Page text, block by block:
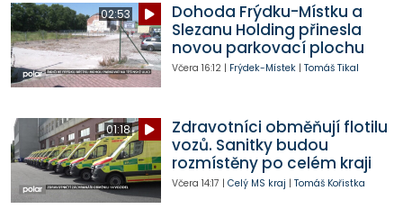
02:53
Dohoda Frýdku-Místku a
Slezanu Holding přinesla
novou parkovací plochu
Včera 16:12| Frýdek-Místek| Tomáš Tikal
01:18
Zdravotníci obměňují flotilu
vozů. Sanitky budou
rozmístěny po celém kraji
Včera 14:17 | Celý MS kraj | Tomáš Kořistka